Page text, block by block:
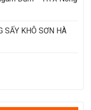
SẤY KHÔ SƠN HÀ